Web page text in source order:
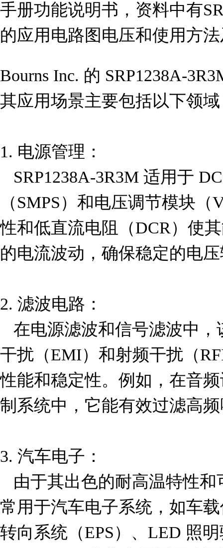
手册功能说明书，资料中有
的应用电路图电压和使用方
Bourns Inc. 的 SRP1238A-
其应用场景主要包括以下领
1. 电源管理：
（SMPS）和电压调节模块
性和低直流电阻（DCR）使
的电流波动，确保稳定的电
2. 滤波电路：
干扰（EMI）和射频干扰（
性能和稳定性。例如，在音
制系统中，它能有效过滤高
3. 汽车电子：
常用于汽车电子系统，如车
转向系统（EPS）、LED 照